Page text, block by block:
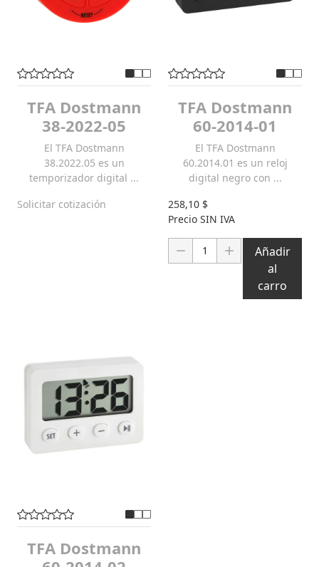
TFA Dostmann
38-2022-05
El TFA Dostmann
38.2022.05 es un
temporizador digital ...
Solicitar cotización
TFA Dostmann
60-2014-01
El TFA Dostmann
60.2014.01 es un reloj
digital negro con ...
258,10 $
Precio SIN IVA
Cantidad:
Añadir
al
carro
TFA Dostmann